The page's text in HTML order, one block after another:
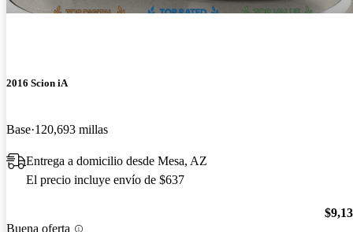
2016 Scion iA
Base 120,693 millas
Entrega a domicilio desde Mesa, AZ
El precio incluye envío de $637
Buena oferta